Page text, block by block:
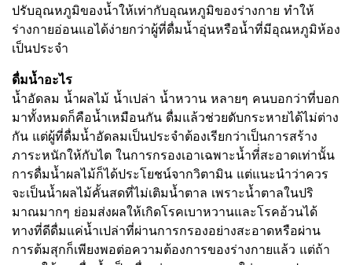
ปรับอุณหภูมิของน้ำให้เท่ากับอุณหภูมิของร่างกาย ทำให้
ร่างกายอ่อนแอได้ง่ายกว่าผู้ที่ดื่มน้ำอุ่นหรือน้ำที่มีอุณหภูมิห้อง
เป็นประจำ
ดื่มน้ำอะไร
น้ำอัดลม น้ำผลไม้ น้ำเปล่า น้ำหวาน หลายๆ คนบอกว่าที่บอก
มาทั้งหมดก็คือน้ำเหมือนกัน ดื่มแล้วช่วยดับกระหายได้ไม่ต่าง
กัน แต่ผู้ที่ดื่มน้ำอัดลมเป็นประจำต้องเรียกว่าเป็นการสร้าง
ภาระหนักให้กับไต ในการกรองเอาเฉพาะน้ำที่่สะอาดเท่านั้น
การดื่มน้ำผลไม้ก็ได้ประโยชน์จากวิตามิน แต่แนะนำว่าควร
จะเป็นน้ำผลไม้คั้นสดที่ไม่เติมน้ำตาล เพราะน้ำตาลในปริ
มาณมากๆ ย่อมส่งผลให้เกิดโรคเบาหวานและโรคอ้วนได้
ทางที่ดีดื่มแค่น้ำเปล่าที่ผ่านการกรองอย่างสะอาดหรือผ่าน
การต้มสุกก็เพียงพอต่อความต้องการของร่างกายแล้ว แต่ถ้า